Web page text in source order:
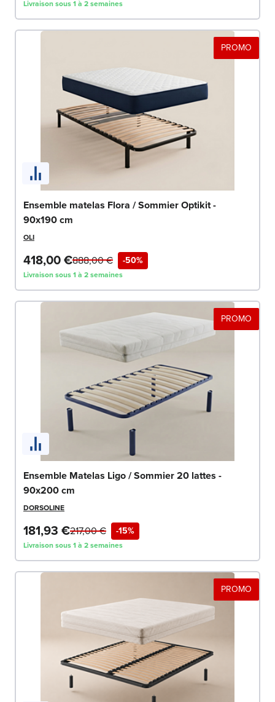
Livraison sous 1 à 2 semaines
PROMO
Ensemble matelas Flora / Sommier Optikit -
90x190 cm
OLI
418,00 € -50%
888,00 €
Livraison sous 1 à 2 semaines
PROMO
Ensemble Matelas Ligo / Sommier 20 lattes -
90x200 cm
DORSOLINE
181,93 € -15%
217,00 €
Livraison sous 1 à 2 semaines
PROMO